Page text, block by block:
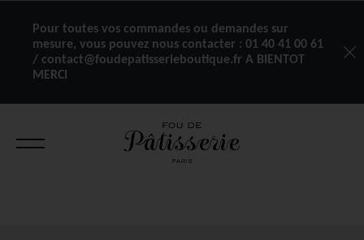
Pour toutes vos commandes ou demandes sur
mesure, vous pouvez nous contacter : 01 40 41 00 61
/ contact@foudepatisserieboutique.fr A BIENTOT
MERCI